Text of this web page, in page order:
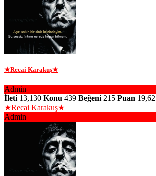
★Recai Karakuş★
Admin
İleti 13,130 Konu 439 Beğeni 215 Puan
★Recai Karakuş★
Admin